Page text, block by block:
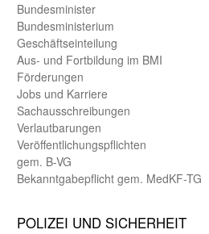
Bundes­minister
Bundes­ministerium
Geschäfts­einteilung
Aus- und Fortbildung im BMI
Förderungen
Jobs und Karriere
Sachaus­schreibungen
Verlautbarungen
Veröffentlichungspflichten
gem. B-VG
Bekanntgabepflicht gem. MedKF-TG
POLIZEI UND SICHER­HEIT